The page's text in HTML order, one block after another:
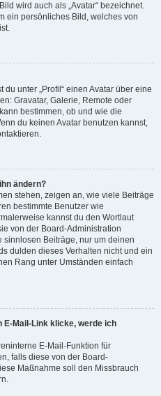
wird auch als „Avatar“ bezeichnet.
ein persönliches Bild, welches von
unter „Profil“ einen Avatar über eine
Gravatar, Galerie, Remote oder
bestimmen, ob und wie die
du keinen Avatar benutzen kannst,
ändern?
stehen, zeigen an, wie viele Beiträge
bestimmte Benutzer wie
kannst du den Wortlaut
von der Board-Administration
Beiträge, nur um deinen
dulden dieses Verhalten nicht und ein
Rang unter Umständen einfach
E-Mail-Link klicke, werde ich
E-Mail-Funktion für
falls diese von der Board-
Maßnahme soll den Missbrauch